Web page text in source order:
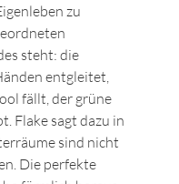
zu
steht: die
entgleitet,
fällt, der grüne
Flake sagt dazu in
sind nicht
Die perfekte